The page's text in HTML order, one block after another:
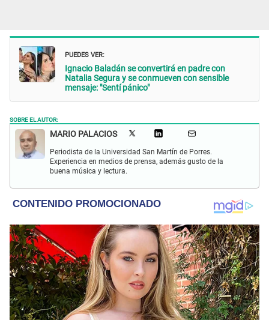
PUEDES VER:
Ignacio Baladán se convertirá en padre con
Natalia Segura y se conmueven con sensible
mensaje: "Sentí pánico"
SOBRE EL AUTOR:
MARIO PALACIOS
Periodista de la Universidad San Martín de Porres.
Experiencia en medios de prensa, además gusto de la
buena música y lectura.